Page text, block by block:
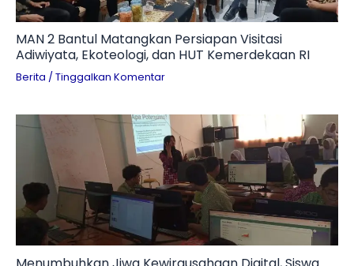
MAN 2 Bantul Matangkan Persiapan Visitasi
Adiwiyata, Ekoteologi, dan HUT Kemerdekaan RI
Berita / Tinggalkan Komentar